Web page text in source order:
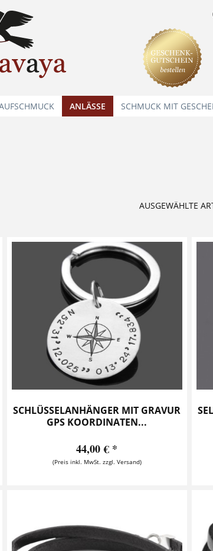
ANLÄSSE SCHMUCK MIT
AUSGEWÄHLTE
SCHLÜSSELANHÄNGER MIT GRAVUR
GPS KOORDINATEN...
44,00 € *
(Preis inkl. MwSt. zzgl. Versand)